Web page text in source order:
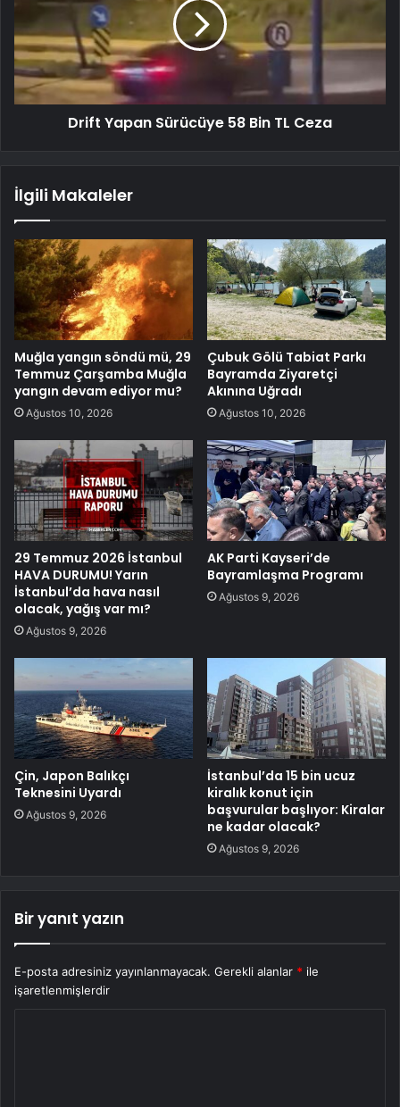
Drift Yapan Sürücüye 58 Bin TL Ceza
İlgili Makaleler
Muğla yangın söndü mü, 29
Temmuz Çarşamba Muğla
yangın devam ediyor mu?
Ağustos 10, 2026
Çubuk Gölü Tabiat Parkı
Bayramda Ziyaretçi
Akınına Uğradı
Ağustos 10, 2026
29 Temmuz 2026 İstanbul
HAVA DURUMU! Yarın
İstanbul’da hava nasıl
olacak, yağış var mı?
Ağustos 9, 2026
AK Parti Kayseri’de
Bayramlaşma Programı
Ağustos 9, 2026
Çin, Japon Balıkçı
Teknesini Uyardı
Ağustos 9, 2026
İstanbul’da 15 bin ucuz
kiralık konut için
başvurular başlıyor: Kiralar
ne kadar olacak?
Ağustos 9, 2026
Bir yanıt yazın
E-posta adresiniz yayınlanmayacak. Gerekli alanlar * ile
işaretlenmişlerdir